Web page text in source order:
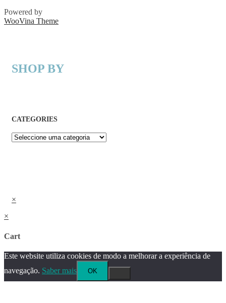
Powered by
WooVina Theme
SHOP BY
CATEGORIES
×
×
Cart
Este website utiliza cookies de modo a melhorar a experiência de
navegação. Saber mais OK